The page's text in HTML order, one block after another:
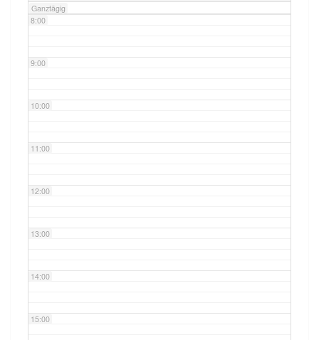
Ganztägig
8:00
9:00
10:00
11:00
12:00
13:00
14:00
15:00